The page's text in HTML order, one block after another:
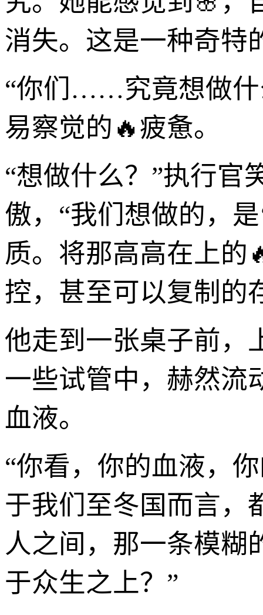
消失。这是一种奇特
“你们……究竟想做什
易察觉的🔥疲惫。
“想做什么？”执行官
傲，“我们想做的，
质。将那高高在上的
控，甚至可以复制的
他走到一张桌子前，
一些试管中，赫然
血液。
“你看，你的血液，
于我们至冬国而言，
人之间，那一条模糊
于众生之上？”